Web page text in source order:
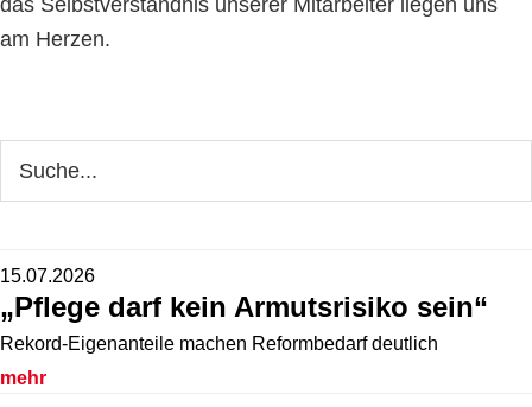
am Herzen.
Seitenspalte
durchsuchen
15.07.2026
„Pflege darf kein Armutsrisiko sein“
Rekord-Eigenanteile machen Reformbedarf deutlich
mehr